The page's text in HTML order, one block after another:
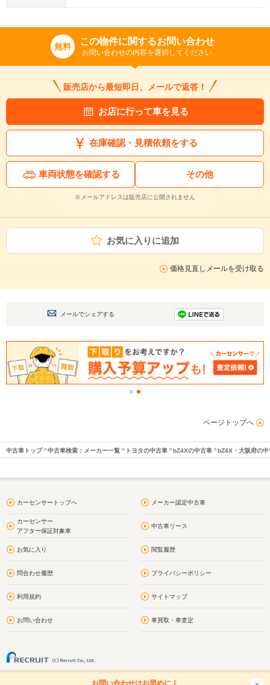
無料 この物件に関するお問い合わせ
お問い合わせの内容を選択してください
販売店から最短即日、メールで返答！
お店に行って車を見る
在庫確認・見積依頼をする
車両状態を確認する その他
※メールアドレスは販売店に公開されません
お気に入りに追加
価格見直しメールを受け取る
メールでシェアする
ページトップへ
中古車トップ 中古車検索：メーカー一覧 トヨタの中古車 bZ4Xの中古車 bZ4X・大阪府の中
カーセンサートップへ メーカー認定中古車
カーセンサー
アフター保証対象車
中古車リース
お気に入り 閲覧履歴
問合わせ履歴 プライバシーポリシー
利用規約 サイトマップ
お問い合わせ 車買取・車査定
お問い合わせはお早めに！